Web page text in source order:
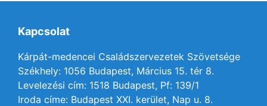
Kapcsolat
Kárpát-medencei Családszervezetek Szövetsége
Székhely: 1056 Budapest, Március 15. tér 8.
Levelezési cím: 1518 Budapest, Pf: 139/1
Iroda címe: Budapest XXI. kerület, Nap u. 8.